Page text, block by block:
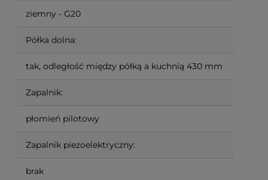
ziemny - G20
Półka dolna:
tak, odległość między półką a kuchnią 430 mm
Zapalnik:
płomień pilotowy
Zapalnik piezoelektryczny:
brak